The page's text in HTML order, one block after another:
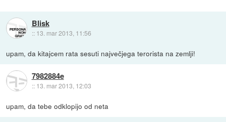
Blisk
:: 13. mar 2013, 11:56
upam, da kitajcem rata sesuti največjega terorista na zemlji!
7982884e
:: 13. mar 2013, 12:03
upam, da tebe odklopijo od neta